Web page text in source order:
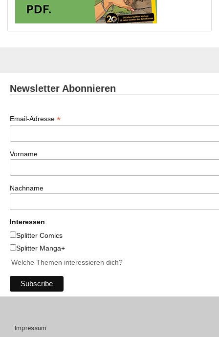
Newsletter Abonnieren
Email-Adresse *
Vorname
Nachname
Interessen
Splitter Comics
Splitter Manga+
Welche Themen interessieren dich?
Impressum